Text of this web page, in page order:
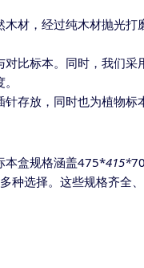
材，经过纯木材抛光打
比标本。同时，我们
存放，同时也为植物标
本盒规格涵盖475*415*
种选择。这些规格齐全